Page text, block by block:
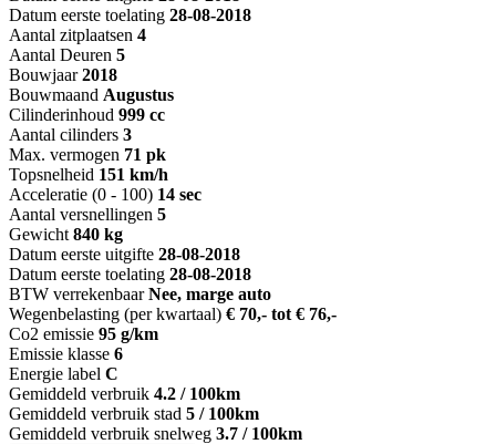
Datum eerste toelating 28-08-2018
Aantal zitplaatsen 4
Aantal Deuren 5
Bouwjaar 2018
Bouwmaand Augustus
Cilinderinhoud 999 cc
Aantal cilinders 3
Max. vermogen 71 pk
Topsnelheid 151 km/h
Acceleratie (0 - 100) 14 sec
Aantal versnellingen 5
Gewicht 840 kg
Datum eerste uitgifte 28-08-2018
Datum eerste toelating 28-08-2018
BTW verrekenbaar Nee, marge auto
Wegenbelasting (per kwartaal) € 70,- tot € 76,-
Co2 emissie 95 g/km
Emissie klasse 6
Energie label C
Gemiddeld verbruik 4.2 / 100km
Gemiddeld verbruik stad 5 / 100km
Gemiddeld verbruik snelweg 3.7 / 100km